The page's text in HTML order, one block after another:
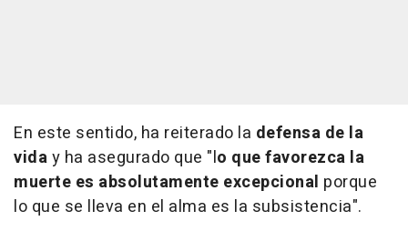
En este sentido, ha reiterado la defensa de la
viday ha asegurado que "lo que favorezca la
muerte es absolutamente excepcional porque
lo que se lleva en el alma es la subsistencia".